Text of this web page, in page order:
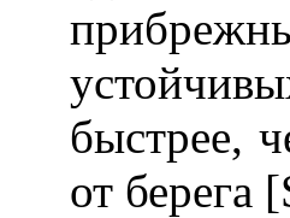
быстрее,
от берега